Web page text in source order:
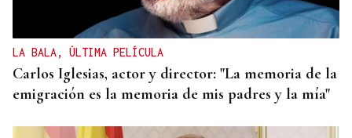
LA BALA, ÚLTIMA PELÍCULA
Carlos Iglesias, actor y director: "La memoria de la
emigración es la memoria de mis padres y la mía"